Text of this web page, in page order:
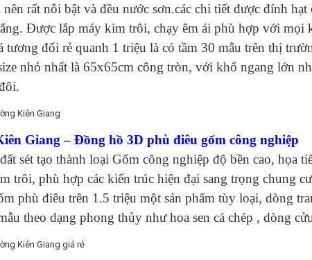
rất nỗi bật và đều nước sơn.các chi tiết được đính hạt
Được lắp máy kim trôi, chạy êm ái phù hợp với mọi
tương đối rẻ quanh 1 triệu là có tầm 30 mẫu trên thị
nhỏ nhất là 65x65cm công tròn, với khổ ngang lớn
Giang – Đồng hồ 3D phù điêu gốm công nghiệp
sét tạo thành loại Gốm công nghiệp độ bền cao, họa
trôi, phù hợp các kiến trúc hiện đại sang trọng chung
phù điêu trên 1.5 triệu một sản phẩm tùy loại, dòng
theo dạng phong thủy như hoa sen cá chép , dòng